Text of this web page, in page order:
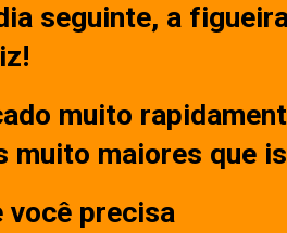
seguinte, a
muito
muito maiores que
você precisa